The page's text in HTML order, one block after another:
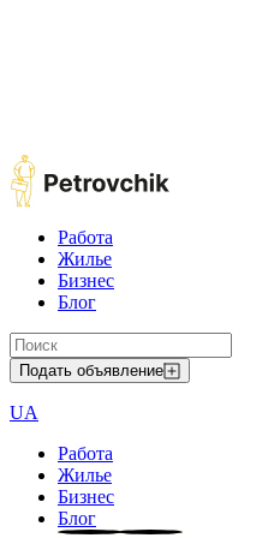
Работа
Жилье
Бизнес
Блог
Подать объявление
UA
Работа
Жилье
Бизнес
Блог